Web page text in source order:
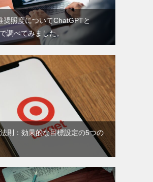
奨照度についてChatGPTと
調べてみました。
則：効果的な目標設定の5つの